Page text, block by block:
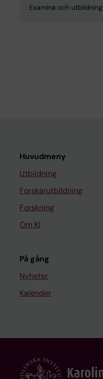
Examina och utbildning
Huvudmeny
Utbildning
Forskarutbildning
Forskning
Om KI
På gång
Nyheter
Kalender